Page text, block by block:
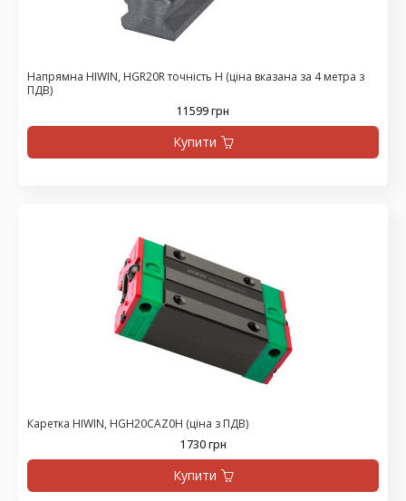
Напрямна HIWIN, HGR20R точність H (ціна вказана за 4 метра з
ПДВ)
11599 грн
Купити
Каретка HIWIN, HGH20CAZ0H (ціна з ПДВ)
1730 грн
Купити